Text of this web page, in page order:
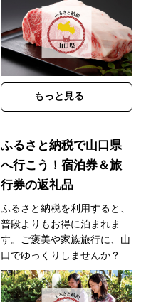
もっと見る
ふるさと納税で山口県
へ行こう！宿泊券＆旅
行券の返礼品
ふるさと納税を利用すると、
普段よりもお得に泊まれま
す。ご褒美や家族旅行に、山
口でゆっくりしませんか？